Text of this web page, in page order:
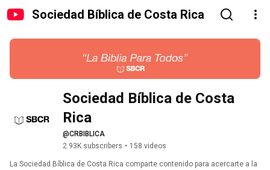
Sociedad Bíblica de Costa Rica
Sociedad Bíblica de Costa
Rica
@CRBIBLICA
2.93K subscribers • 158 videos
La Sociedad Bíblica de Costa Rica comparte contenido para acercarte a la